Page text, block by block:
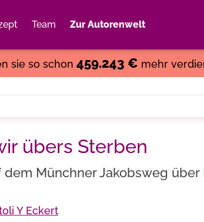
Team Zur Autorenwelt
sie so schon 459.243 € mehr
übers Sterben
dem Münchner Jakobsweg
Y Eckert